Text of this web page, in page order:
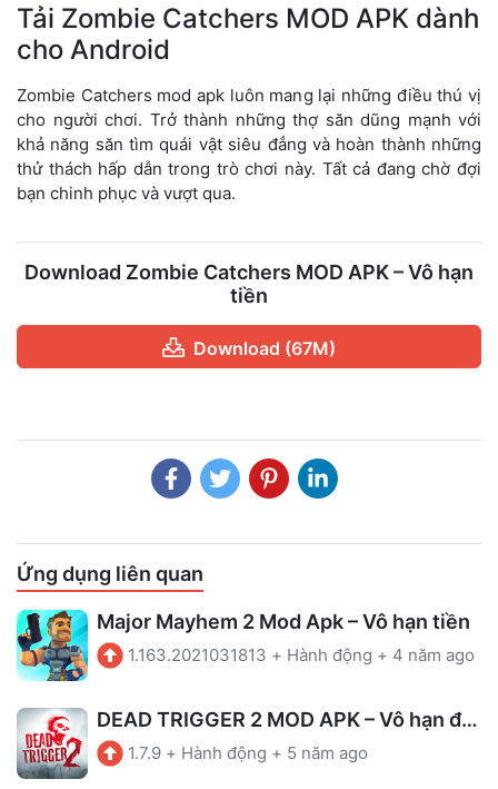
Tải Zombie Catchers MOD APK dành
cho Android
Zombie Catchers mod apk luôn mang lại những điều thú vị
cho người chơi. Trở thành những thợ săn dũng mạnh với
khả năng săn tìm quái vật siêu đẳng và hoàn thành những
thử thách hấp dẫn trong trò chơi này. Tất cả đang chờ đợi
bạn chinh phục và vượt qua.
Download Zombie Catchers MOD APK – Vô hạn
tiền
Download (67M)
Ứng dụng liên quan
Major Mayhem 2 Mod Apk – Vô hạn tiền
1.163.2021031813 + Hành động + 4 năm ago
DEAD TRIGGER 2 MOD APK – Vô hạn đạn/ Tiền
1.7.9 + Hành động + 5 năm ago